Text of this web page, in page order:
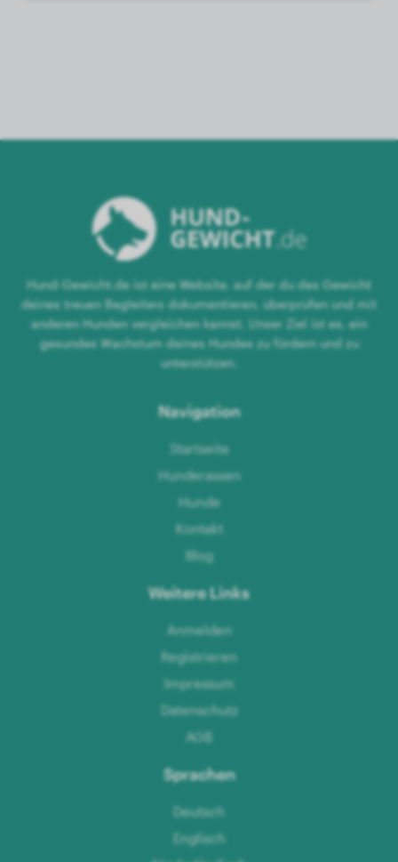
Hund-Gewicht.de ist eine Website, auf der du das Gewicht
deines treuen Begleiters dokumentieren, überprüfen und mit
anderen Hunden vergleichen kannst. Unser Ziel ist es, ein
gesundes Wachstum deines Hundes zu fördern und zu
unterstützen.
Navigation
Startseite
Hunderassen
Hunde
Kontakt
Blog
Weitere Links
Anmelden
Registrieren
Impressum
Datenschutz
AGB
Sprachen
Deutsch
Englisch